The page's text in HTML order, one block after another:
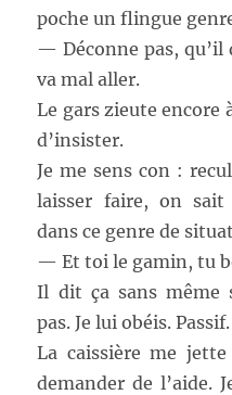
poche un flingue
— Déconne pas, qu’il
va mal aller.
Le gars zieute encore
d’insister.
Je me sens con :
laisser faire, on sait
dans ce genre de
— Et toi le gamin, tu
Il dit ça sans même
pas. Je lui obéis. Passif.
La caissière me
demander de l’aide.